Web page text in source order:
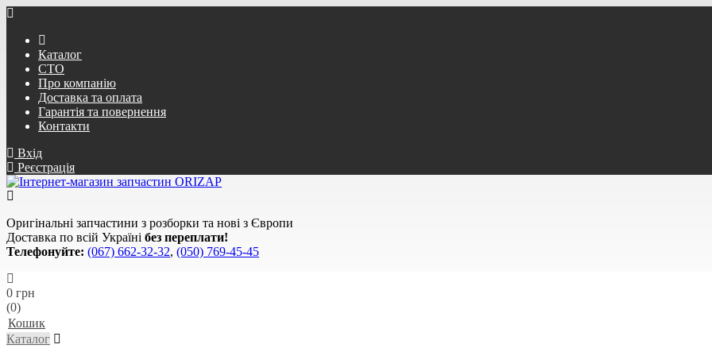
Каталог
СТО
Про компанію
Доставка та оплата
Гарантія та повернення
Контакти
Вхід
Реєстрація
Оригінальні запчастини з розборки та нові з Європи
Доставка по всій Україні без переплати!
Телефонуйте: (067) 662-32-32, (050) 769-45-45
0 грн
(0)
Кошик
Каталог